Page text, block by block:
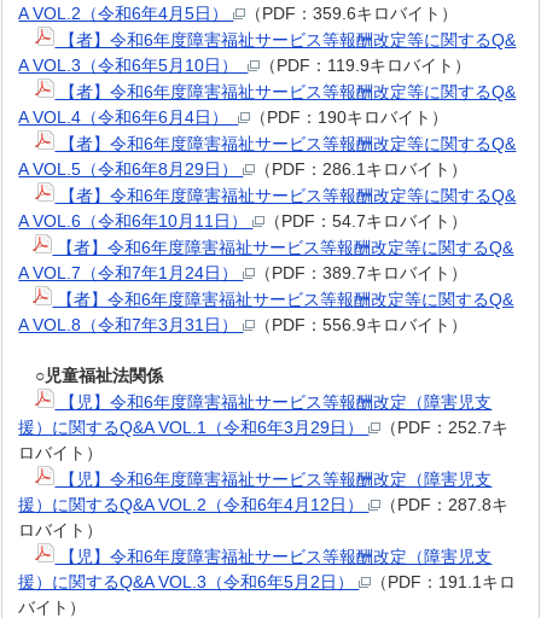
A VOL.2（令和6年4月5日）
（PDF：359.6キロバイト）
【者】令和6年度障害福祉サービス等報酬改定等に関するQ&
A VOL.3（令和6年5月10日）
（PDF：119.9キロバイト）
【者】令和6年度障害福祉サービス等報酬改定等に関するQ&
A VOL.4（令和6年6月4日）
（PDF：190キロバイト）
【者】令和6年度障害福祉サービス等報酬改定等に関するQ&
A VOL.5（令和6年8月29日）
（PDF：286.1キロバイト）
【者】令和6年度障害福祉サービス等報酬改定等に関するQ&
A VOL.6（令和6年10月11日）
（PDF：54.7キロバイト）
【者】令和6年度障害福祉サービス等報酬改定等に関するQ&
A VOL.7（令和7年1月24日）
（PDF：389.7キロバイト）
【者】令和6年度障害福祉サービス等報酬改定等に関するQ&
A VOL.8（令和7年3月31日）
（PDF：556.9キロバイト）
○児童福祉法関係
【児】令和6年度障害福祉サービス等報酬改定（障害児支
援）に関するQ&A VOL.1（令和6年3月29日）
（PDF：252.7キ
ロバイト）
【児】令和6年度障害福祉サービス等報酬改定（障害児支
援）に関するQ&A VOL.2（令和6年4月12日）
（PDF：287.8キ
ロバイト）
【児】令和6年度障害福祉サービス等報酬改定（障害児支
援）に関するQ&A VOL.3（令和6年5月2日）
（PDF：191.1キロ
バイト）